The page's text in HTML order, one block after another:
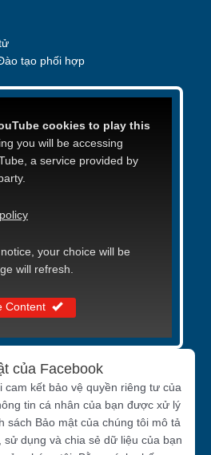
tạo phối hợp
cookies to play this
you will be accessing
a service provided by
your choice will be
will refresh.
Content
của Facebook
cam kết bảo vệ quyền riêng tư của
tin cá nhân của bạn được xử lý
sách Bảo mật của chúng tôi mô tả
sử dụng và chia sẻ dữ liệu của bạn